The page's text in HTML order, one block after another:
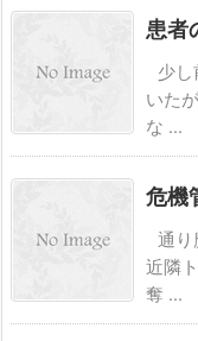
患者
少
いた
な ...
危機
通り
近隣
奪 ...